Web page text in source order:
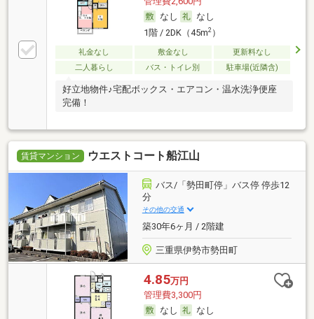
なし
なし
1階 / 2DK（45m2）
礼金なし 敷金なし
更新料なし
二人暮らし
バス・トイレ別 駐車場(近隣含)
好立地物件♪宅配ボックス・エアコン・温水洗浄便座
完備！
賃貸マンション ウエストコート船江山
バス/「勢田町停」バス停 停歩12
分
その他の交通
築30年6ヶ月 / 2階建
三重県伊勢市勢田町
4.85万円
管理費3,300円
なし
なし